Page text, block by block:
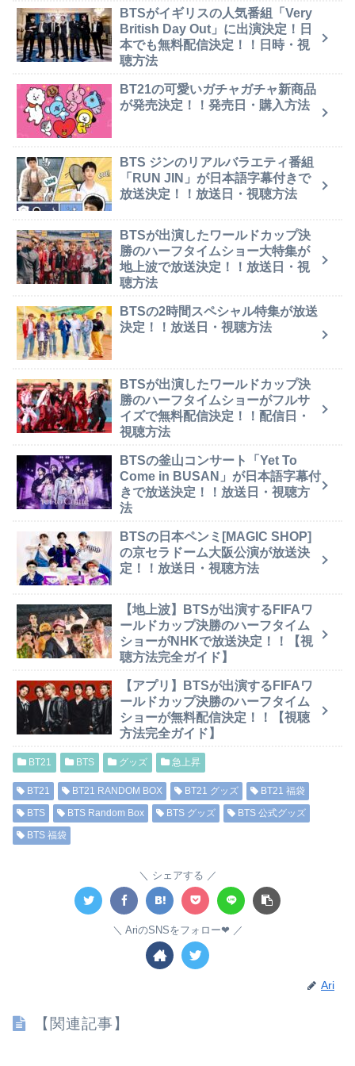
BTSがイギリスの人気番組「Very
British Day Out」に出演決定！日
本でも無料配信決定！！日時・視
聴方法
BT21の可愛いガチャガチャ新商品
が発売決定！！発売日・購入方法
BTS ジンのリアルバラエティ番組
「RUN JIN」が日本語字幕付きで
放送決定！！放送日・視聴方法
BTSが出演したワールドカップ決
勝のハーフタイムショー大特集が
地上波で放送決定！！放送日・視
聴方法
BTSの2時間スペシャル特集が放送
決定！！放送日・視聴方法
BTSが出演したワールドカップ決
勝のハーフタイムショーがフルサ
イズで無料配信決定！！配信日・
視聴方法
BTSの釜山コンサート「Yet To
Come in BUSAN」が日本語字幕付
きで放送決定！！放送日・視聴方
法
BTSの日本ペンミ[MAGIC SHOP]
の京セラドーム大阪公演が放送決
定！！放送日・視聴方法
【地上波】BTSが出演するFIFAワ
ールドカップ決勝のハーフタイム
ショーがNHKで放送決定！！【視
聴方法完全ガイド】
【アプリ】BTSが出演するFIFAワ
ールドカップ決勝のハーフタイム
ショーが無料配信決定！！【視聴
方法完全ガイド】
BT21 BTS グッズ 急上昇
BT21 BT21 RANDOM BOX BT21 グッズ
BT21 福袋
BTS
BTS Random Box BTS グッズ
BTS 公式グッズ
BTS 福袋
シェアする
AriのSNSをフォロー❤︎
Ari
【関連記事】